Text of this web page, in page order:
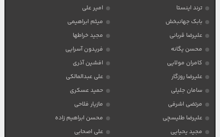
ترند اینستا
امیر علی
بابک جهانبخش
میثم ابراهیمی
علیرضا قربانی
مجید خراطها
محسن یگانه
فریدون آسرایی
کامران مولایی
افشین آذری
علیرضا روزگار
علی عبدالمالکی
سامان جلیلی
حمید عسکری
مرتضی اشرفی
مازیار فلاحی
علیرضا طلیسچی
محسن ابراهیم زاده
مجید یحیایی
علی اصحابی